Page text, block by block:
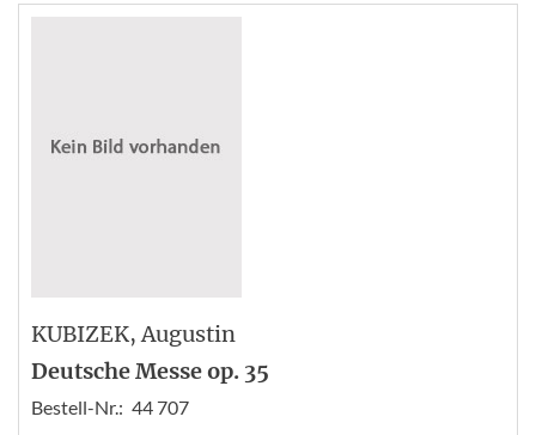
KUBIZEK, Augustin
Deutsche Messe op. 35
Bestell-Nr.: 44 707